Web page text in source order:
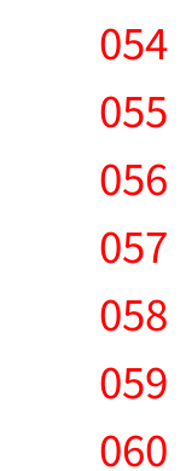
054
055
056
057
058
059
060